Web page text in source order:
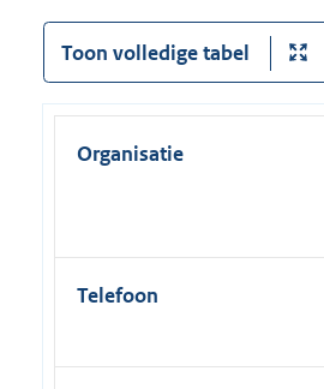
Toon volledige tabel
Organisatie
Telefoon